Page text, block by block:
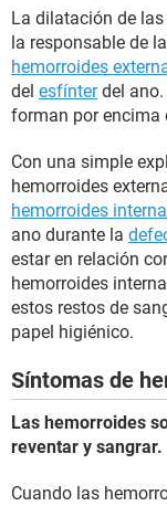
La dilatación de
la responsable de
hemorroides
del esfínterdel ano.
forman por encima
Con una simple
hemorroides
hemorroides
ano durante la
estar en relación
hemorroides
estos restos de
papel higiénico.
Síntomas de
Las hemorroides
reventar y sangrar.
Cuando las